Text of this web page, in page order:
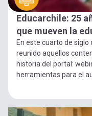
Educarchile: 25
que mueven la
En este cuarto de
reunido aquellos
historia del portal:
herramientas para el